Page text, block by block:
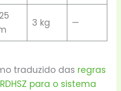
3 kg —
traduzido das regras
para o sistema